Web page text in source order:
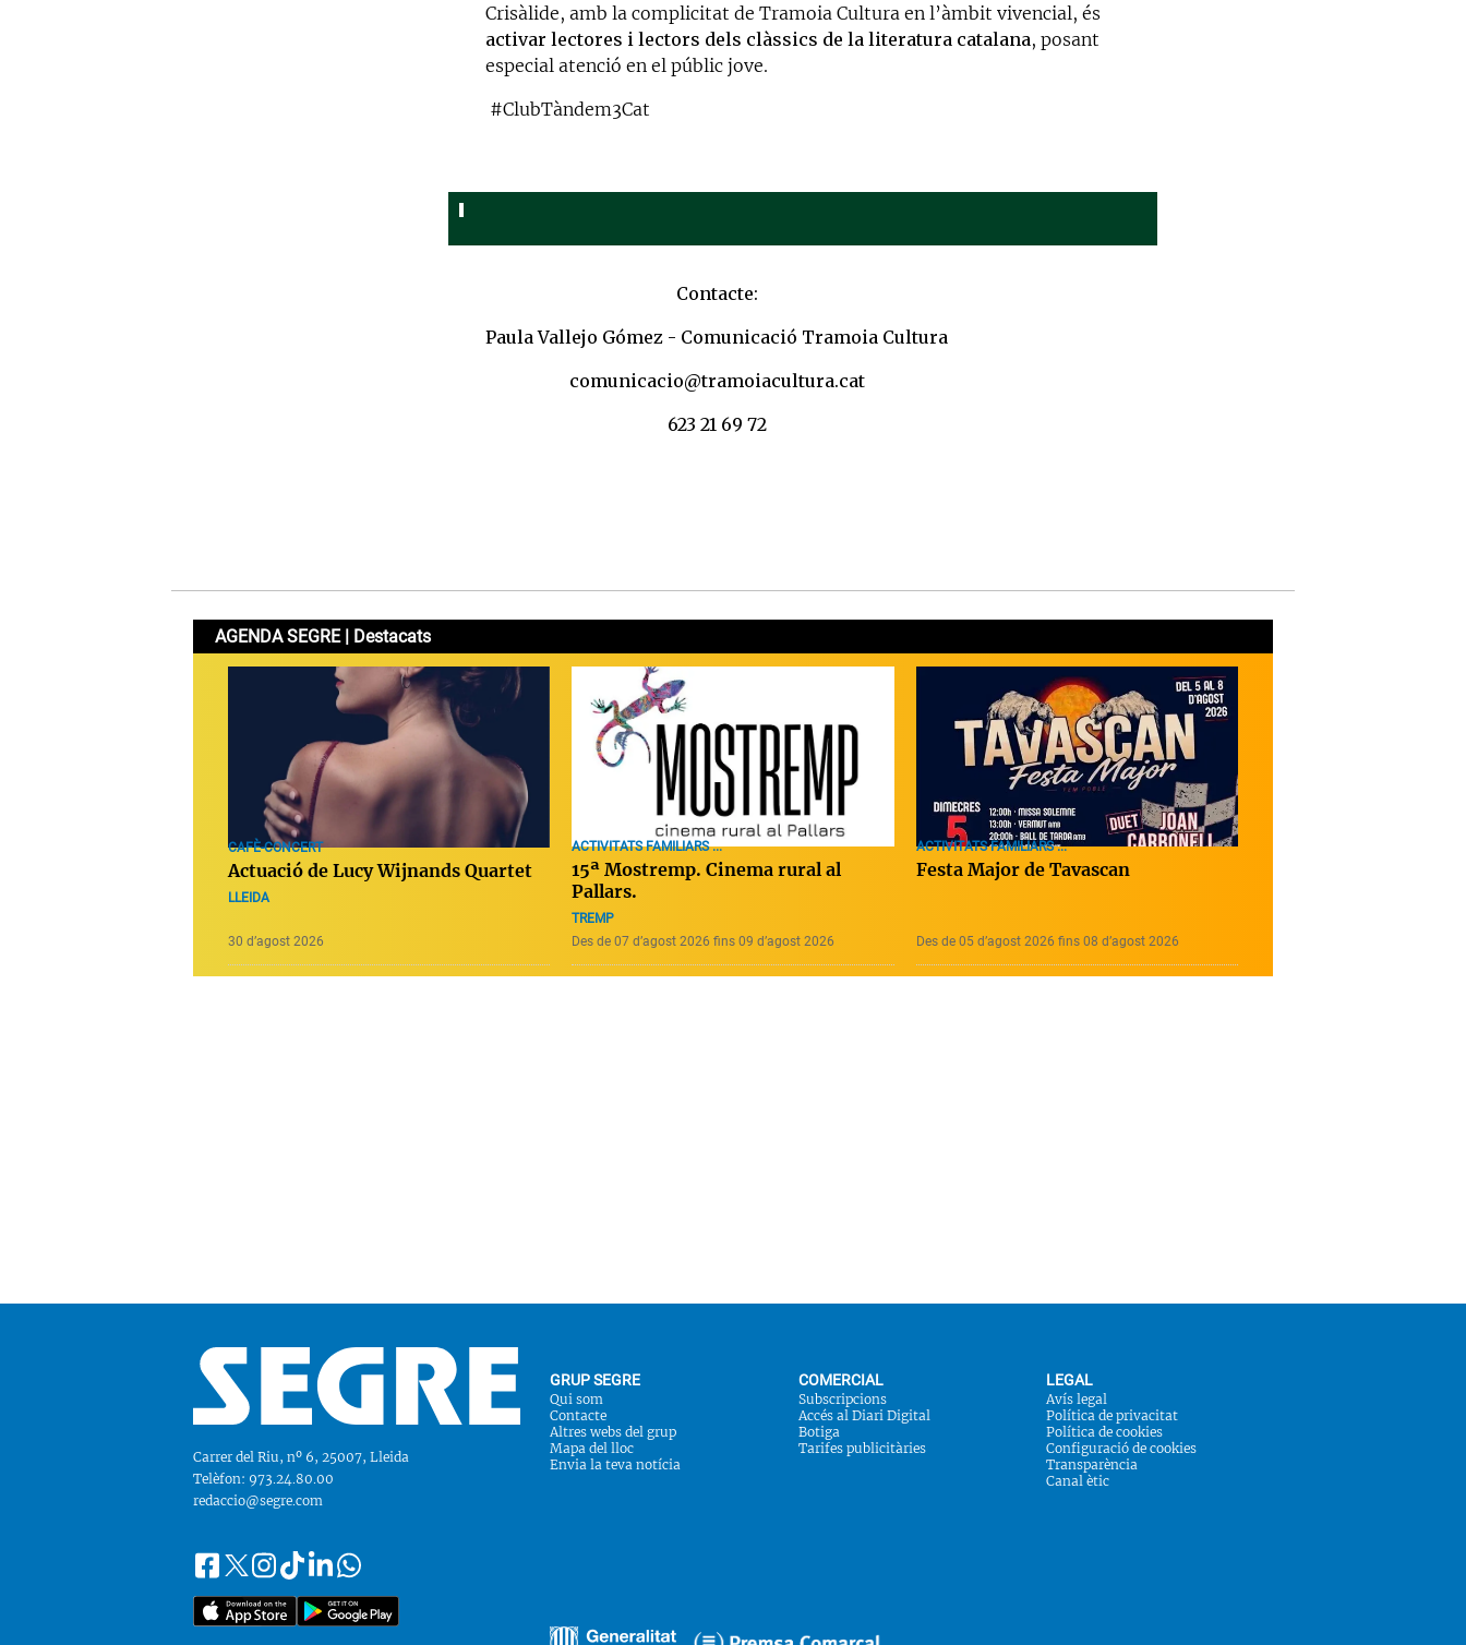
Crisàlide, amb la complicitat de Tramoia Cultura en l’àmbit vivencial, és
activar lectores i lectors dels clàssics de la literatura catalana, posant
especial atenció en el públic jove.
#ClubTàndem3Cat
Contacte:
Paula Vallejo Gómez - Comunicació Tramoia Cultura
comunicacio@tramoiacultura.cat
623 21 69 72
AGENDA SEGRE | Destacats
CAFÈ-CONCERT
Actuació de Lucy Wijnands Quartet
LLEIDA
30 d’agost 2026
ACTIVITATS FAMILIARS ...
15ª Mostremp. Cinema rural al
Pallars.
TREMP
Des de 07 d’agost 2026 fins 09 d’agost 2026
ACTIVITATS FAMILIARS ...
Festa Major de Tavascan
Des de 05 d’agost 2026 fins 08 d’agost 2026
Carrer del Riu, nº 6, 25007, Lleida
Telèfon: 973.24.80.00
redaccio@segre.com
Segueix-
nos
a::
FacebookInstagram
TiktokLinkedin
Whatsapp
GRUP SEGRE
Qui som
Contacte
Altres webs del grup
Mapa del lloc
Envia la teva notícia
COMERCIAL
Subscripcions
Accés al Diari Digital
Botiga
Tarifes publicitàries
LEGAL
Avís legal
Política de privacitat
Política de cookies
Configuració de cookies
Transparència
Canal ètic